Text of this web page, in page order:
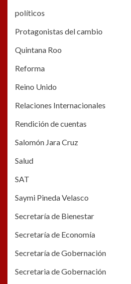
políticos
Protagonistas del cambio
Quintana Roo
Reforma
Reino Unido
Relaciones Internacionales
Rendición de cuentas
Salomón Jara Cruz
Salud
SAT
Saymi Pineda Velasco
Secretaría de Bienestar
Secretaría de Economía
Secretaría de Gobernación
Secretaria de Gobernación